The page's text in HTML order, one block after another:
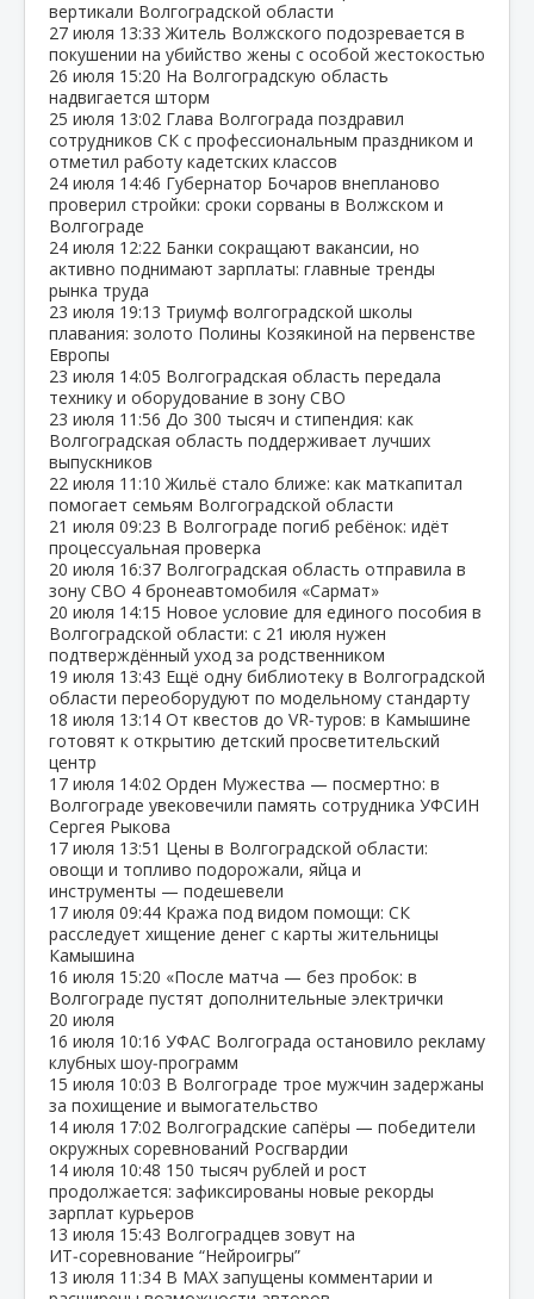
вертикали Волгоградской области
27 июля 13:33 Житель Волжского подозревается в
покушении на убийство жены с особой жестокостью
26 июля 15:20 На Волгоградскую область
надвигается шторм
25 июля 13:02 Глава Волгограда поздравил
сотрудников СК с профессиональным праздником и
отметил работу кадетских классов
24 июля 14:46 Губернатор Бочаров внепланово
проверил стройки: сроки сорваны в Волжском и
Волгограде
24 июля 12:22 Банки сокращают вакансии, но
активно поднимают зарплаты: главные тренды
рынка труда
23 июля 19:13 Триумф волгоградской школы
плавания: золото Полины Козякиной на первенстве
Европы
23 июля 14:05 Волгоградская область передала
технику и оборудование в зону СВО
23 июля 11:56 До 300 тысяч и стипендия: как
Волгоградская область поддерживает лучших
выпускников
22 июля 11:10 Жильё стало ближе: как маткапитал
помогает семьям Волгоградской области
21 июля 09:23 В Волгограде погиб ребёнок: идёт
процессуальная проверка
20 июля 16:37 Волгоградская область отправила в
зону СВО 4 бронеавтомобиля «Сармат»
20 июля 14:15 Новое условие для единого пособия в
Волгоградской области: с 21 июля нужен
подтверждённый уход за родственником
19 июля 13:43 Ещё одну библиотеку в Волгоградской
области переоборудуют по модельному стандарту
18 июля 13:14 От квестов до VR‑туров: в Камышине
готовят к открытию детский просветительский
центр
17 июля 14:02 Орден Мужества — посмертно: в
Волгограде увековечили память сотрудника УФСИН
Сергея Рыкова
17 июля 13:51 Цены в Волгоградской области:
овощи и топливо подорожали, яйца и
инструменты — подешевели
17 июля 09:44 Кража под видом помощи: СК
расследует хищение денег с карты жительницы
Камышина
16 июля 15:20 «После матча — без пробок: в
Волгограде пустят дополнительные электрички
20 июля
16 июля 10:16 УФАС Волгограда остановило рекламу
клубных шоу‑программ
15 июля 10:03 В Волгограде трое мужчин задержаны
за похищение и вымогательство
14 июля 17:02 Волгоградские сапёры — победители
окружных соревнований Росгвардии
14 июля 10:48 150 тысяч рублей и рост
продолжается: зафиксированы новые рекорды
зарплат курьеров
13 июля 15:43 Волгоградцев зовут на
ИТ‑соревнование “Нейроигры”
13 июля 11:34 В МАХ запущены комментарии и